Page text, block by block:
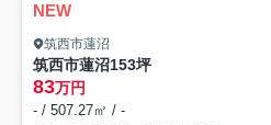
NEW
筑西市蓮沼
筑西市蓮沼153坪
83万円
- / 507.27㎡ / -